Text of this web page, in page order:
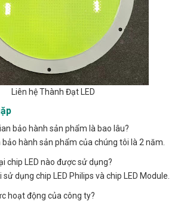
Liên hệ Thành Đạt LED
bảo hành sản phẩm là bao lâu?
hành sản phẩm của chúng tôi là 2 năm.
chip LED nào được sử dụng?
sử dụng chip LED Philips và chip LED Module.
hoạt động của công ty?